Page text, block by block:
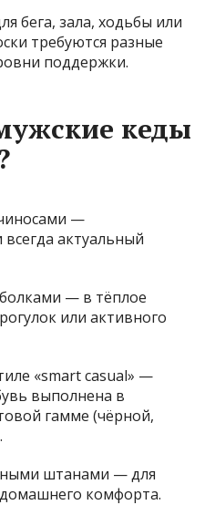
бега, зала, ходьбы или
требуются разные
поддержки.
кеды
—
актуальный
— в тёплое
или активного
«smart casual» —
выполнена в
гамме (чёрной,
штанами — для
комфорта.